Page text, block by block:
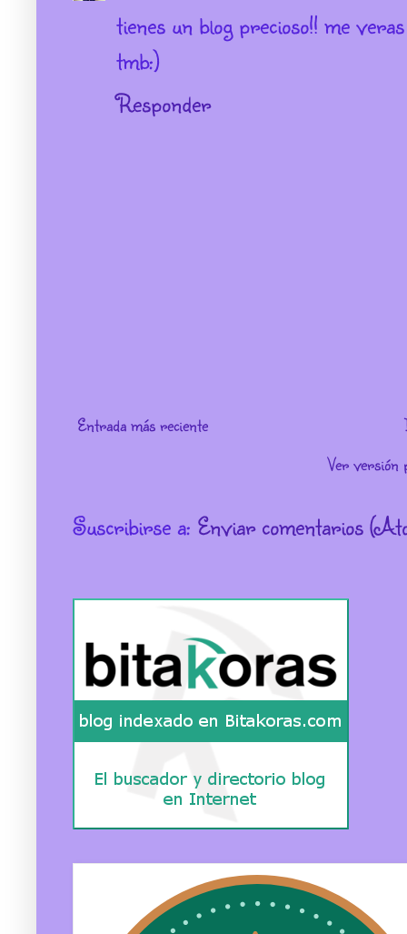
tienes un blog precioso!! me
tmb:)
Responder
Entrada más reciente
Ver versión
Suscribirse a: Enviar comentarios